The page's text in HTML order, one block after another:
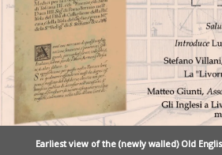
Earliest view of the (newly walled) Old